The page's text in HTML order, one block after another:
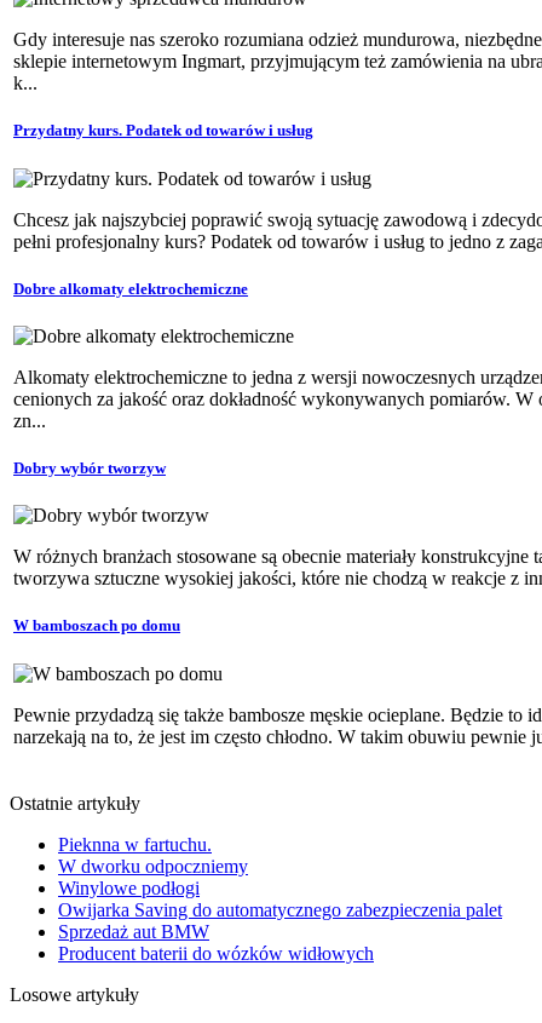
Gdy interesuje nas szeroko rozumiana odzież mundurowa,
sklepie internetowym Ingmart, przyjmującym też zamówienia na
k...
Przydatny kurs. Podatek od towarów i usług
Chcesz jak najszybciej poprawić swoją sytuację zawodową i
pełni profesjonalny kurs? Podatek od towarów i usług to jedno z
Dobre alkomaty elektrochemiczne
Alkomaty elektrochemiczne to jedna z wersji nowoczesnych
cenionych za jakość oraz dokładność wykonywanych pomiarów. W
zn...
Dobry wybór tworzyw
W różnych branżach stosowane są obecnie materiały konstrukcyjne
tworzywa sztuczne wysokiej jakości, które nie chodzą w reakcje z
W bamboszach po domu
Pewnie przydadzą się także bambosze męskie ocieplane. Będzie to
narzekają na to, że jest im często chłodno. W takim obuwiu pewnie
Ostatnie artykuły
Pieknna w fartuchu.
W dworku odpoczniemy
Winylowe podłogi
Owijarka Saving do automatycznego zabezpieczenia palet
Sprzedaż aut BMW
Producent baterii do wózków widłowych
Losowe artykuły